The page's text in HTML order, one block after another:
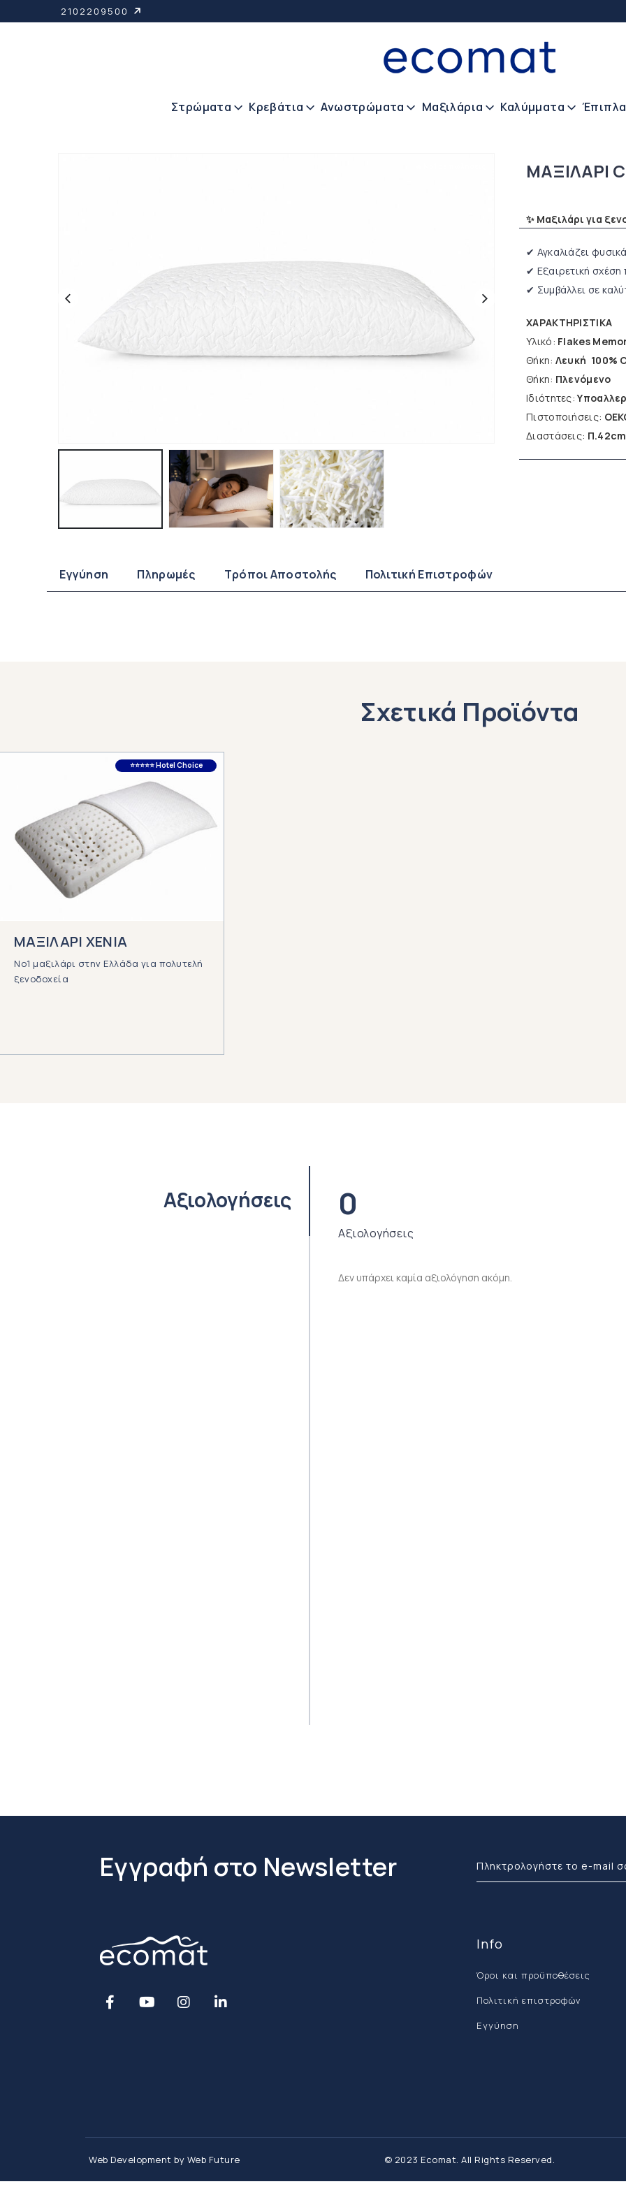
2102209500
Στρώματα Κρεβάτια Ανωστρώματα Μαξιλάρια Καλύμματα Έπιπλα
ΜΑΞΙΛΑΡI
✨ Μαξιλάρι για
✔ Αγκαλιάζει
✔ Εξαιρετική σχέση
✔ Συμβάλλει σε
ΧΑΡΑΚΤΗΡΙΣΤΙΚA
Υλικό: Flakes
Θήκη: Λευκή 100%
Θήκη: Πλενόμενο
Ιδιότητες:
Πιστοποιήσεις:
Διαστάσεις:
Εγγύηση Πληρωμές Τρόποι Αποστολής Πολιτική Επιστροφών
Σχετικά Προϊόντα
⭐⭐⭐⭐⭐ Hotel Choice
ΜΑΞΙΛΑΡΙ XENIA
Νο1 μαξιλάρι στην Ελλάδα για πολυτελή
ξενοδοχεία
Αξιολογήσεις 0
Αξιολογήσεις
Δεν υπάρχει καμία αξιολόγηση ακόμη.
Εγγραφή στο Newsletter
Info
Όροι και προϋποθέσεις
Πολιτική επιστροφών
Εγγύηση
Web Development by Web Future © 2023 Ecomat. All Rights Reserved.